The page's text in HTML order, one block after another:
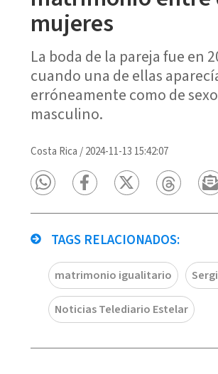
mujeres
La boda de la pareja fue en
cuando una de ellas
erróneamente como de sexo
masculino.
Costa Rica /2024-11-13 15:42:07
TAGS RELACIONADOS:
matrimonio igualitario
Noticias Telediario Estelar